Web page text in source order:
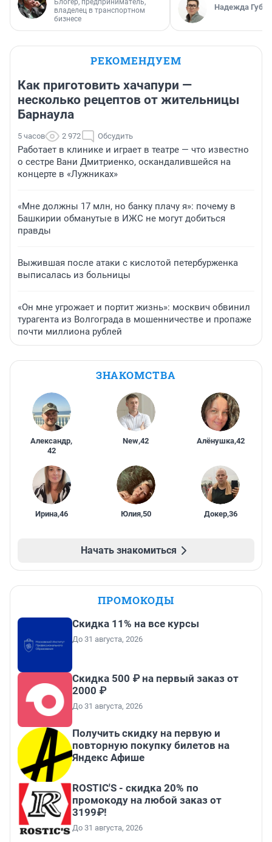
Блогер, предприниматель,
владелец в транспортном
бизнесе
Надежда
РЕКОМЕНДУЕМ
Как приготовить хачапури —
несколько рецептов от жительницы
Барнаула
5 часов 2 972 Обсудить
Работает в клинике и играет в театре — что известно
о сестре Вани Дмитриенко, оскандалившейся на
концерте в «Лужниках»
«Мне должны 17 млн, но банку плачу я»: почему в
Башкирии обманутые в ИЖС не могут добиться
правды
Выжившая после атаки с кислотой петербурженка
выписалась из больницы
«Он мне угрожает и портит жизнь»: москвич обвинил
турагента из Волгограда в мошенничестве и пропаже
почти миллиона рублей
ЗНАКОМСТВА
Александр,
42
New,42 Алёнушка,42
Ирина,46 Юлия,50 Докер,36
Начать знакомиться
ПРОМОКОДЫ
Скидка 11% на все курсы
До 31 августа, 2026
Скидка 500 ₽ на первый заказ от
2000 ₽
До 31 августа, 2026
Получить скидку на первую и
повторную покупку билетов на
Яндекс Афише
ROSTIC'S - скидка 20% по
промокоду на любой заказ от
3199₽!
До 31 августа, 2026